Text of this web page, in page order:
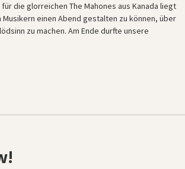
die glorreichen The Mahones aus Kanada liegt
einen Abend gestalten zu können, über
zu machen. Am Ende durfte unsere